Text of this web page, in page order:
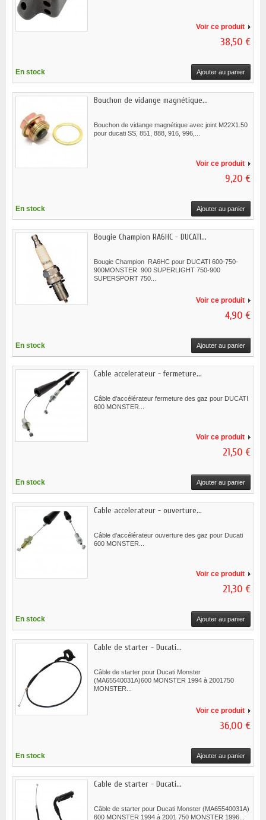
Voir ce produit
38,50 €
En stock Ajouter au panier
Bouchon de vidange magnétique...
Bouchon de vidange magnétique avec joint M22X1.50
pour ducati SS, 851, 888, 916, 996,...
Voir ce produit
9,20 €
En stock Ajouter au panier
Bougie Champion RA6HC - DUCATI...
Bougie Champion RA6HC pour DUCATI 600-750-
900MONSTER 900 SUPERLIGHT 750-900
SUPERSPORT 750...
Voir ce produit
4,90 €
En stock Ajouter au panier
Cable accelerateur - fermeture...
Câble d'accélérateur fermeture des gaz pour DUCATI
600 MONSTER...
Voir ce produit
21,50 €
En stock Ajouter au panier
Cable accelerateur - ouverture...
Câble d'accélérateur ouverture des gaz pour Ducati
600 MONSTER...
Voir ce produit
21,30 €
En stock Ajouter au panier
Cable de starter - Ducati...
Câble de starter pour Ducati Monster
(MA65540031A)600 MONSTER 1994 à 2001750
MONSTER...
Voir ce produit
36,00 €
En stock Ajouter au panier
Cable de starter - Ducati...
Câble de starter pour Ducati Monster (MA65540031A)
600 MONSTER 1994 à 2001 750 MONSTER 1996...